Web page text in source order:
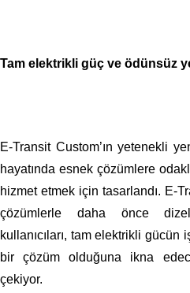
Tam elektrikli güç ve ödünsüz
E-Transit Custom’ın yetenekli
hayatında esnek çözümlere
hizmet etmek için tasarlandı. E-
çözümlerle daha önce
kullanıcıları, tam elektrikli
bir çözüm olduğuna ikna
çekiyor.